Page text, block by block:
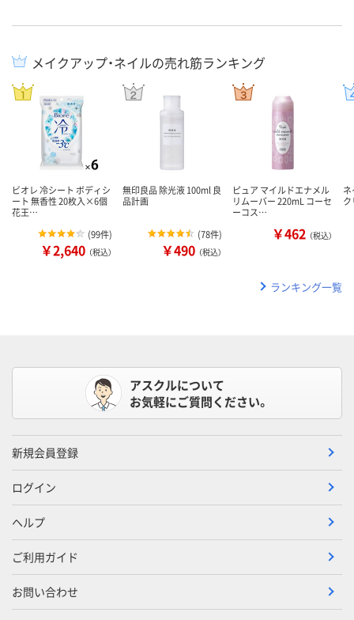
メイクアップ・ネイルの売れ筋ランキング
ビオレ 冷シート ボディシ
ート 無香性 20枚入×6個
花王…
(99件)
￥2,640 （税込）
無印良品 除光液 100ml 良
品計画
(78件)
￥490 （税込）
ピュア マイルドエナメル
リムーバー 220mL コーセ
ーコス…
￥462 （税込）
ランキング一覧
アスクルについて
お気軽にご質問ください。
新規会員登録
ログイン
ヘルプ
ご利用ガイド
お問い合わせ